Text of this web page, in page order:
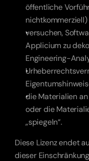
öffentliche
versuchen,
Applicium zu
Engineering-
die Materialien
oder die
„spiegeln“.
Diese Lizenz endet
dieser